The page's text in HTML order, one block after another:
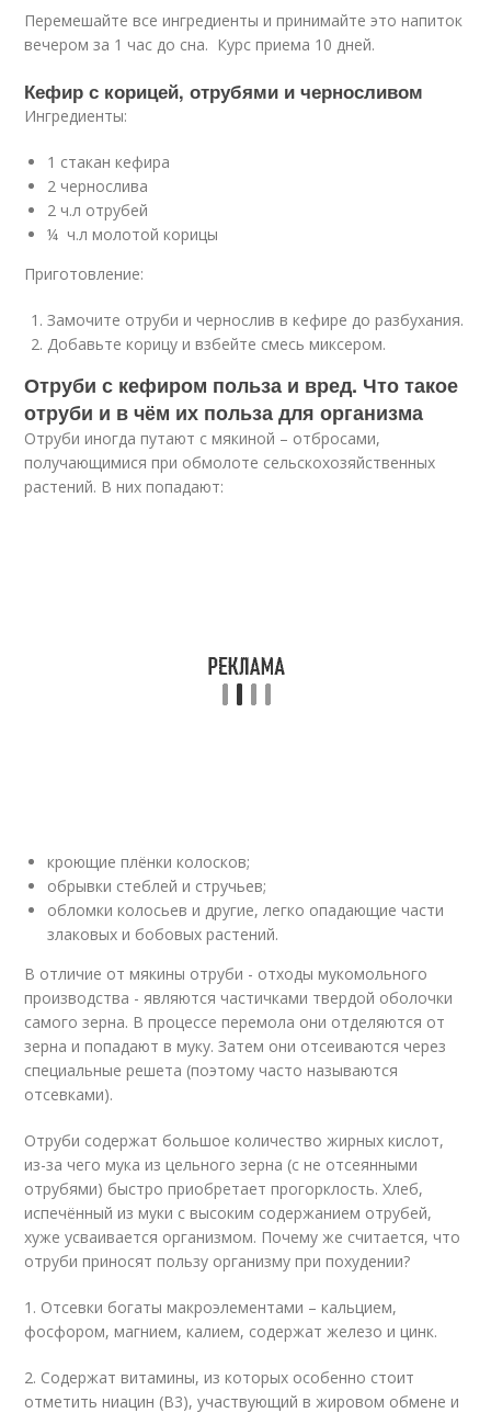
Перемешайте все ингредиенты и принимайте это напиток
вечером за 1 час до сна. Курс приема 10 дней.
Кефир с корицей, отрубями и черносливом
Ингредиенты:
1 стакан кефира
2 чернослива
2 ч.л отрубей
¼ ч.л молотой корицы
Приготовление:
Замочите отруби и чернослив в кефире до разбухания.
Добавьте корицу и взбейте смесь миксером.
Отруби с кефиром польза и вред. Что такое
отруби и в чём их польза для организма
Отруби иногда путают с мякиной – отбросами,
получающимися при обмолоте сельскохозяйственных
растений. В них попадают:
кроющие плёнки колосков;
обрывки стеблей и стручьев;
обломки колосьев и другие, легко опадающие части
злаковых и бобовых растений.
В отличие от мякины отруби - отходы мукомольного
производства - являются частичками твердой оболочки
самого зерна. В процессе перемола они отделяются от
зерна и попадают в муку. Затем они отсеиваются через
специальные решета (поэтому часто называются
отсевками).
Отруби содержат большое количество жирных кислот,
из-за чего мука из цельного зерна (с не отсеянными
отрубями) быстро приобретает прогорклость. Хлеб,
испечённый из муки с высоким содержанием отрубей,
хуже усваивается организмом. Почему же считается, что
отруби приносят пользу организму при похудении?
1. Отсевки богаты макроэлементами – кальцием,
фосфором, магнием, калием, содержат железо и цинк.
2. Содержат витамины, из которых особенно стоит
отметить ниацин (B3), участвующий в жировом обмене и